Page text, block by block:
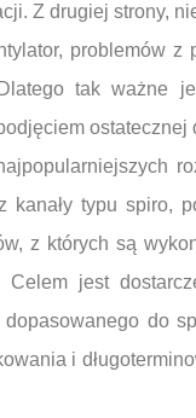
Z drugiej strony,
problemów z
tak ważne
ostatecznej
kanały typu spiro,
z których są
jest
do
i